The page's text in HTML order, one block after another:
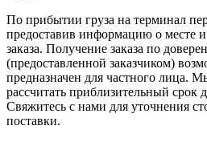
По прибытии груза на терминал
предоставив информацию о месте
заказа. Получение заказа по
(предоставленной заказчиком)
предназначен для частного лица.
рассчитать приблизительный срок
Свяжитесь с нами для уточнения
поставки.